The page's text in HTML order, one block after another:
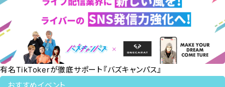
有名TikTokerが徹底サポート『バズキャンパス』